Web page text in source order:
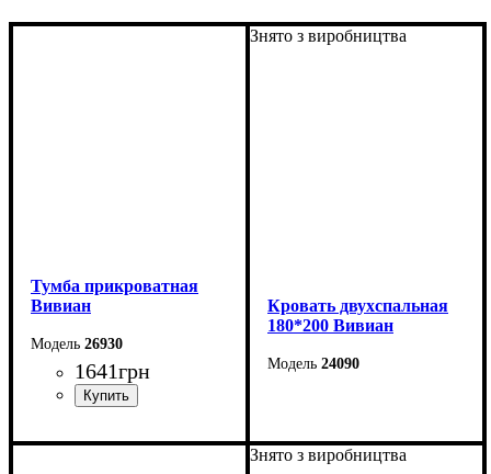
Тумба прикроватная
Вивиан
26930
1641грн
Ширина: 55 см
Знято з виробництва
Кровать двухспальная
180*200 Вивиан
24090
Высота: 110 см
Глубина: 206,2 см
Знято з виробництва